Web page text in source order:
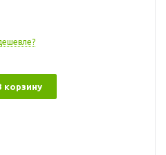
корзину